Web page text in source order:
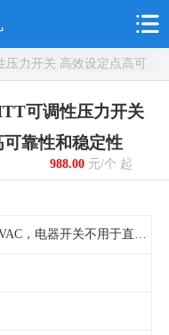
压力开关 高效设定点高可
可调性压力开关
靠性和稳定性
988.00元/个 起